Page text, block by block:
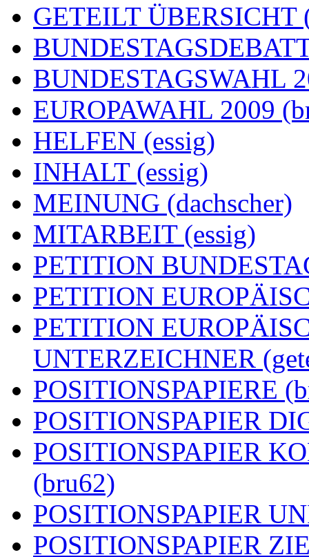
GETEILT ÜBERSICHT
BUNDESTAGSWAHL
EUROPAWAHL 2009
HELFEN (essig)
INHALT (essig)
MEINUNG (dachscher)
MITARBEIT (essig)
PETITION
PETITION
PETITION
UNTERZEICHNER
POSITIONSPAPIERE
POSITIONSPAPIER
POSITIONSPAPIER
(bru62)
POSITIONSPAPIER
POSITIONSPAPIER